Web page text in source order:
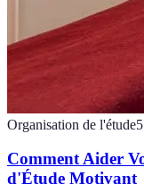
Organisation de l'étude5
Comment Aider
d'Étude Motivant